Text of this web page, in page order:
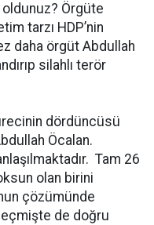
Örgüte
tarzı HDP’nin
daha örgüt Abdullah
silahlı terör
dördüncüsü
Öcalan.
Tam 26
olan birini
çözümünde
de doğru